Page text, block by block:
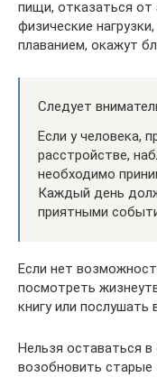
пищи, отказаться
физические
плаванием, окажут
Следует
Если у человека,
расстройстве,
необходимо
Каждый день
приятными
Если нет
посмотреть
книгу или
Нельзя оставаться
возобновить